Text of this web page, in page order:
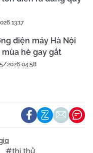
13:17
điện máy Hà Nội
hè gay gắt
2026 04:58
#thi thử